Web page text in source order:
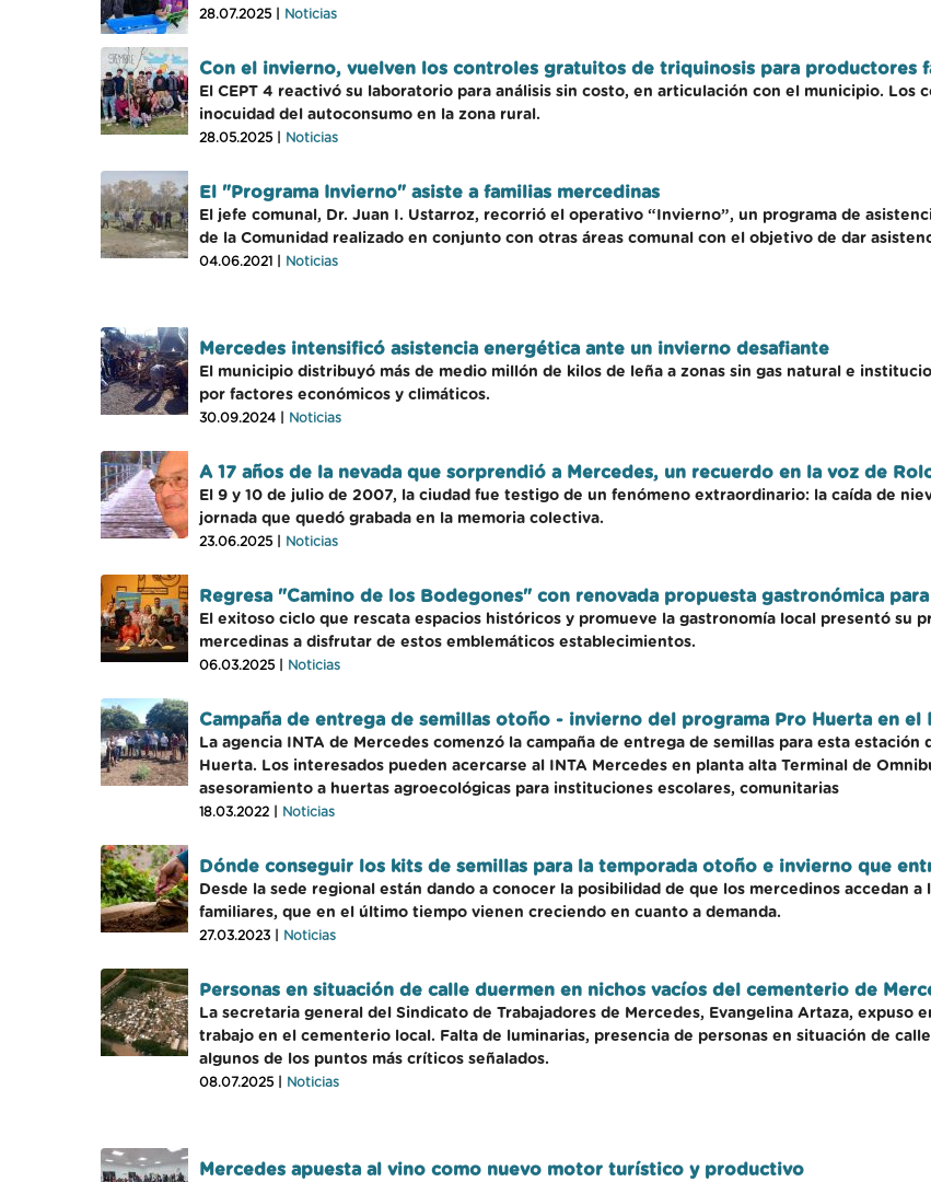
28.07.2025 | Noticias
Con el invierno, vuelven los controles gratuitos de triquinosis para productores
El CEPT 4 reactivó su laboratorio para análisis sin costo, en articulación con el municipio.
inocuidad del autoconsumo en la zona rural.
28.05.2025 | Noticias
El "Programa Invierno" asiste a familias mercedinas
El jefe comunal, Dr. Juan I. Ustarroz, recorrió el operativo “Invierno”, un programa de
de la Comunidad realizado en conjunto con otras áreas comunal con el objetivo de dar
04.06.2021 | Noticias
Mercedes intensificó asistencia energética ante un invierno desafiante
El municipio distribuyó más de medio millón de kilos de leña a zonas sin gas natural e
por factores económicos y climáticos.
30.09.2024 | Noticias
A 17 años de la nevada que sorprendió a Mercedes, un recuerdo en la voz de
El 9 y 10 de julio de 2007, la ciudad fue testigo de un fenómeno extraordinario: la caída de
jornada que quedó grabada en la memoria colectiva.
23.06.2025 | Noticias
Regresa "Camino de los Bodegones" con renovada propuesta gastronómica
El exitoso ciclo que rescata espacios históricos y promueve la gastronomía local presentó su
mercedinas a disfrutar de estos emblemáticos establecimientos.
06.03.2025 | Noticias
Campaña de entrega de semillas otoño - invierno del programa Pro Huerta en el
La agencia INTA de Mercedes comenzó la campaña de entrega de semillas para esta
Huerta. Los interesados pueden acercarse al INTA Mercedes en planta alta Terminal de
asesoramiento a huertas agroecológicas para instituciones escolares, comunitarias
18.03.2022 | Noticias
Dónde conseguir los kits de semillas para la temporada otoño e invierno que
Desde la sede regional están dando a conocer la posibilidad de que los mercedinos accedan
familiares, que en el último tiempo vienen creciendo en cuanto a demanda.
27.03.2023 | Noticias
Personas en situación de calle duermen en nichos vacíos del cementerio de
La secretaria general del Sindicato de Trabajadores de Mercedes, Evangelina Artaza, expuso
trabajo en el cementerio local. Falta de luminarias, presencia de personas en situación de
algunos de los puntos más críticos señalados.
08.07.2025 | Noticias
Mercedes apuesta al vino como nuevo motor turístico y productivo